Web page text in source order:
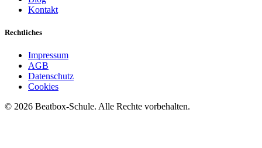
Kontakt
Rechtliches
Impressum
AGB
Datenschutz
Cookies
© 2026 Beatbox-Schule. Alle Rechte vorbehalten.